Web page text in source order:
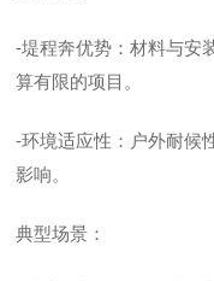
-堤程奔优势：材料与安
算有限的项目。
-环境适应性：户外耐候
影响。
典型场景：